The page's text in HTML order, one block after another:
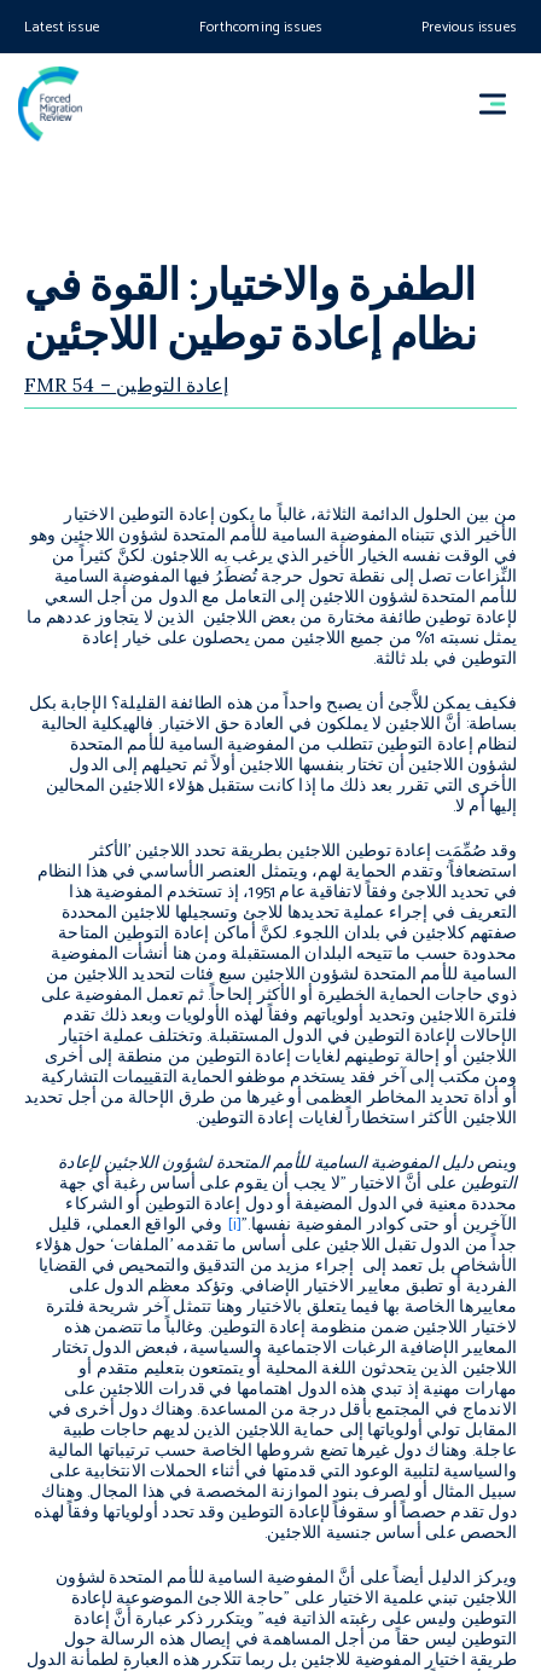
Latest issue Forthcoming issues Previous issues
الطفرة والاختيار: القوة في
نظام إعادة توطين اللاجئين
FMR 54 – إعادة التوطين
من بين الحلول الدائمة الثلاثة، غالباً ما يكون إعادة التوطين الاختيار
الأخير الذي تتبناه المفوضية السامية للأمم المتحدة لشؤون اللاجئين وهو
في الوقت نفسه الخيار الأخير الذي يرغب به اللاجئون. لكنَّ كثيراً من
النِّزاعات تصل إلى نقطة تحول حرجة تُضطَرُ فيها المفوضية السامية
للأمم المتحدة لشؤون اللاجئين إلى التعامل مع الدول من أجل السعي
لإعادة توطين طائفة مختارة من بعض اللاجئين الذين لا يتجاوز عددهم ما
يمثل نسبته 1% من جميع اللاجئين ممن يحصلون على خيار إعادة
التوطين في بلد ثالثة.
فكيف يمكن للاَّجئ أن يصبح واحداً من هذه الطائفة القليلة؟ الإجابة بكل
بساطة: أنَّ اللاجئين لا يملكون في العادة حق الاختيار. فالهيكلية الحالية
لنظام إعادة التوطين تتطلب من المفوضية السامية للأمم المتحدة
لشؤون اللاجئين أن تختار بنفسها اللاجئين أولاً ثم تحيلهم إلى الدول
الأخرى التي تقرر بعد ذلك ما إذا كانت ستقبل هؤلاء اللاجئين المحالين
إليها أم لا.
وقد صُمِّمَت إعادة توطين اللاجئين بطريقة تحدد اللاجئين ’الأكثر
استضعافاً‘ وتقدم الحماية لهم، ويتمثل العنصر الأساسي في هذا النظام
في تحديد اللاجئ وفقاً لاتفاقية عام 1951، إذ تستخدم المفوضية هذا
التعريف في إجراء عملية تحديدها للاجئ وتسجيلها للاجئين المحددة
صفتهم كلاجئين في بلدان اللجوء. لكنَّ أماكن إعادة التوطين المتاحة
محدودة حسب ما تتيحه البلدان المستقبلة ومن هنا أنشأت المفوضية
السامية للأمم المتحدة لشؤون اللاجئين سبع فئات لتحديد اللاجئين من
ذوي حاجات الحماية الخطيرة أو الأكثر إلحاحاً. ثم تعمل المفوضية على
فلترة اللاجئين وتحديد أولوياتهم وفقاً لهذه الأولويات وبعد ذلك تقدم
الإحالات لإعادة التوطين في الدول المستقبلة. وتختلف عملية اختيار
اللاجئين أو إحالة توطينهم لغايات إعادة التوطين من منطقة إلى أخرى
ومن مكتب إلى آخر فقد يستخدم موظفو الحماية التقييمات التشاركية
أو أداة تحديد المخاطر العظمى أو غيرها من طرق الإحالة من أجل تحديد
اللاجئين الأكثر استخطاراً لغايات إعادة التوطين.
وينصدليل المفوضية السامية للأمم المتحدة لشؤون اللاجئين لإعادة
التوطين على أنَّ الاختيار "لا يجب أن يقوم على أساس رغبة أي جهة
محددة معنية في الدول المضيفة أو دول إعادة التوطين أو الشركاء
الآخرين أو حتى كوادر المفوضية نفسها."[i] وفي الواقع العملي، قليل
جداً من الدول تقبل اللاجئين على أساس ما تقدمه ’الملفات‘ حول هؤلاء
الأشخاص بل تعمد إلى إجراء مزيد من التدقيق والتمحيص في القضايا
الفردية أو تطبق معايير الاختيار الإضافي. وتؤكد معظم الدول على
معاييرها الخاصة بها فيما يتعلق بالاختيار وهنا تتمثل آخر شريحة فلترة
لاختيار اللاجئين ضمن منظومة إعادة التوطين. وغالباً ما تتضمن هذه
المعايير الإضافية الرغبات الاجتماعية والسياسية، فبعض الدول تختار
اللاجئين الذين يتحدثون اللغة المحلية أو يتمتعون بتعليم متقدم أو
مهارات مهنية إذ تبدي هذه الدول اهتمامها في قدرات اللاجئين على
الاندماج في المجتمع بأقل درجة من المساعدة. وهناك دول أخرى في
المقابل تولي أولوياتها إلى حماية اللاجئين الذين لديهم حاجات طبية
عاجلة. وهناك دول غيرها تضع شروطها الخاصة حسب ترتيباتها المالية
والسياسية لتلبية الوعود التي قدمتها في أثناء الحملات الانتخابية على
سبيل المثال أو لصرف بنود الموازنة المخصصة في هذا المجال. وهناك
دول تقدم حصصاً أو سقوفاً لإعادة التوطين وقد تحدد أولوياتها وفقاً لهذه
الحصص على أساس جنسية اللاجئين.
ويركز الدليل أيضاً على أنَّ المفوضية السامية للأمم المتحدة لشؤون
اللاجئين تبني علمية الاختيار على "حاجة اللاجئ الموضوعية لإعادة
التوطين وليس على رغبته الذاتية فيه" ويتكرر ذكر عبارة أنَّ إعادة
التوطين ليس حقاً من أجل المساهمة في إيصال هذه الرسالة حول
طريقة اختيار المفوضية للاجئين بل ربما تتكرر هذه العبارة لطمأنة الدول